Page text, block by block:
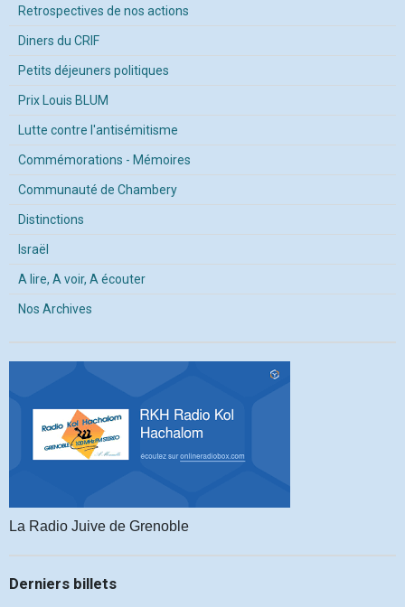
Retrospectives de nos actions
Diners du CRIF
Petits déjeuners politiques
Prix Louis BLUM
Lutte contre l'antisémitisme
Commémorations - Mémoires
Communauté de Chambery
Distinctions
Israël
A lire, A voir, A écouter
Nos Archives
La Radio Juive de Grenoble
Derniers billets